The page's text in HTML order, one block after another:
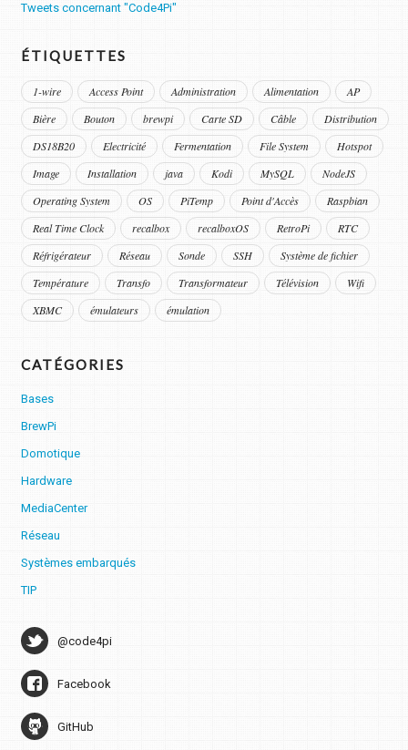
Tweets concernant "Code4Pi"
ÉTIQUETTES
1-wire Access Point Administration Alimentation
AP
Bière
Bouton brewpi Carte SD Câble
Distribution
DS18B20
Electricité Fermentation File System
Hotspot
Image
Installation java Kodi MySQL
NodeJS
Operating System
OS PiTemp Point d'Accès
Raspbian
Real Time Clock
recalbox recalboxOS RetroPi
RTC
Réfrigérateur
Réseau Sonde SSH
Système de fichier
Température
Transfo Transformateur Télévision
Wifi
XBMC
émulateurs émulation
CATÉGORIES
Bases
BrewPi
Domotique
Hardware
MediaCenter
Réseau
Systèmes embarqués
TIP
@code4pi
Facebook
GitHub